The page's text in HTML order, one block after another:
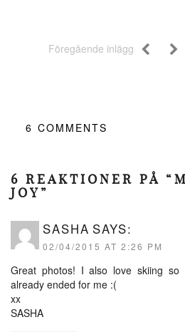
Föregående inlägg
6 COMMENTS
6 REAKTIONER PÅ
JOY”
SASHA SAYS:
02/04/2015 AT 2:26 PM
Great photos! I also love skiing
already ended for me :(
xx
SASHA